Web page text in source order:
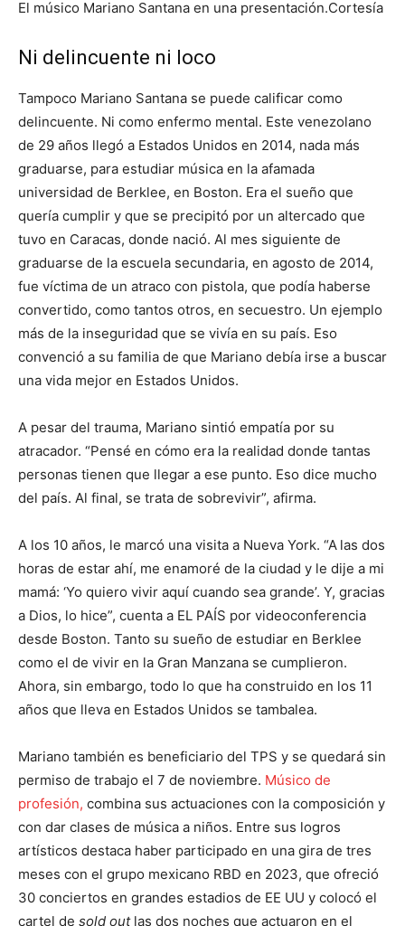
El músico Mariano Santana en una presentación.Cortesía
Ni delincuente ni loco
Tampoco Mariano Santana se puede calificar como
delincuente. Ni como enfermo mental. Este venezolano
de 29 años llegó a Estados Unidos en 2014, nada más
graduarse, para estudiar música en la afamada
universidad de Berklee, en Boston. Era el sueño que
quería cumplir y que se precipitó por un altercado que
tuvo en Caracas, donde nació. Al mes siguiente de
graduarse de la escuela secundaria, en agosto de 2014,
fue víctima de un atraco con pistola, que podía haberse
convertido, como tantos otros, en secuestro. Un ejemplo
más de la inseguridad que se vivía en su país. Eso
convenció a su familia de que Mariano debía irse a buscar
una vida mejor en Estados Unidos.
A pesar del trauma, Mariano sintió empatía por su
atracador. “Pensé en cómo era la realidad donde tantas
personas tienen que llegar a ese punto. Eso dice mucho
del país. Al final, se trata de sobrevivir”, afirma.
A los 10 años, le marcó una visita a Nueva York. “A las dos
horas de estar ahí, me enamoré de la ciudad y le dije a mi
mamá: ‘Yo quiero vivir aquí cuando sea grande’. Y, gracias
a Dios, lo hice”, cuenta a EL PAÍS por videoconferencia
desde Boston. Tanto su sueño de estudiar en Berklee
como el de vivir en la Gran Manzana se cumplieron.
Ahora, sin embargo, todo lo que ha construido en los 11
años que lleva en Estados Unidos se tambalea.
Mariano también es beneficiario del TPS y se quedará sin
permiso de trabajo el 7 de noviembre. Músico de
profesión, combina sus actuaciones con la composición y
con dar clases de música a niños. Entre sus logros
artísticos destaca haber participado en una gira de tres
meses con el grupo mexicano RBD en 2023, que ofreció
30 conciertos en grandes estadios de EE UU y colocó el
cartel de sold outlas dos noches que actuaron en el